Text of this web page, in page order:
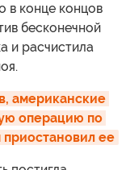
в конце концов
бесконечной
и расчистила
американские
операцию по
приостановил ее